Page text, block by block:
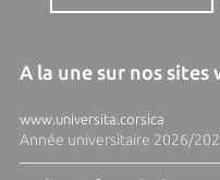
A la une sur nos sites
www.universita.corsica
Année universitaire 2026/